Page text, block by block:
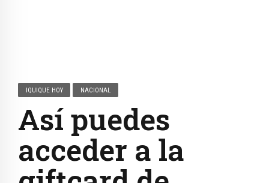
IQUIQUE HOY NACIONAL
Así puedes
acceder a la